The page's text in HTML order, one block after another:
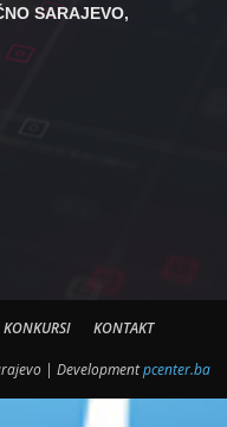
SARAJEVO,
KONTAKT
| Developmentpcenter.ba